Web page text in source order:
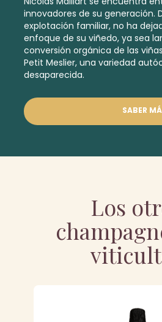
innovadores de su generación.
explotación familiar, no ha
enfoque de su viñedo, ya sea
conversión orgánica de las
Petit Meslier, una variedad
desaparecida.
SABER
Los